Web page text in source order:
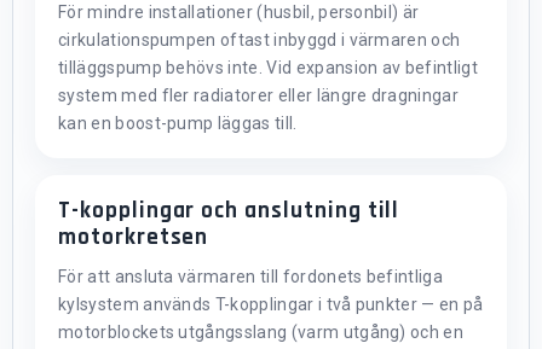
För mindre installationer (husbil, personbil) är
cirkulationspumpen oftast inbyggd i värmaren och
tilläggspump behövs inte. Vid expansion av befintligt
system med fler radiatorer eller längre dragningar
kan en boost-pump läggas till.
T-kopplingar och anslutning till
motorkretsen
För att ansluta värmaren till fordonets befintliga
kylsystem används T-kopplingar i två punkter — en på
motorblockets utgångsslang (varm utgång) och en